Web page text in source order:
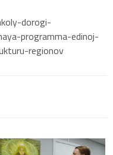
dorogi-
programma-edinoj-
regionov